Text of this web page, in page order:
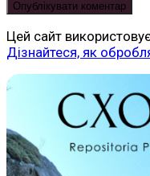
Цей сайт
Дізнайтеся, як